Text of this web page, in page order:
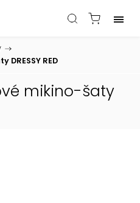
/
RED
mikino-šaty